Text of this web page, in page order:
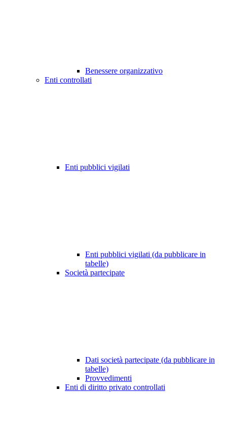
Benessere organizzativo
Enti controllati
Enti pubblici vigilati
Enti pubblici vigilati (da pubblicare in
tabelle)
Società partecipate
Dati società partecipate (da pubblicare in
tabelle)
Provvedimenti
Enti di diritto privato controllati